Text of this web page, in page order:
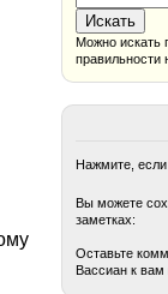
Можно искать
правильности
Нажмите,
Вы можете
заметках:
Оставьте
Вассиан к